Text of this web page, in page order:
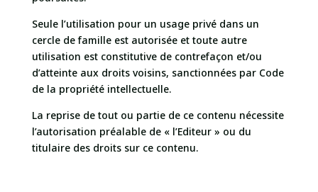
Seule l’utilisation pour un usage privé dans un
cercle de famille est autorisée et toute autre
utilisation est constitutive de contrefaçon et/ou
d’atteinte aux droits voisins, sanctionnées par Code
de la propriété intellectuelle.
La reprise de tout ou partie de ce contenu nécessite
l’autorisation préalable de « l’Editeur » ou du
titulaire des droits sur ce contenu.